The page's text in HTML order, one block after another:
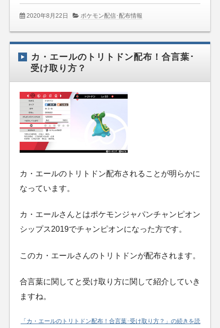
2020年8月22日 ポケモン配信･配布情報
カ・エールのトリトドン配布！合言葉･
受け取り方？
カ・エールのトリトドン配布されることが明らかに
なっています。
カ・エールさんとはポケモンジャパンチャンピオン
シップス2019でチャンピオンになった方です。
このカ・エールさんのトリトドンが配布されます。
合言葉に関してと受け取り方に関して紹介していき
ますね。
「カ・エールのトリトドン配布！合言葉･受け取り方？」の続きを読